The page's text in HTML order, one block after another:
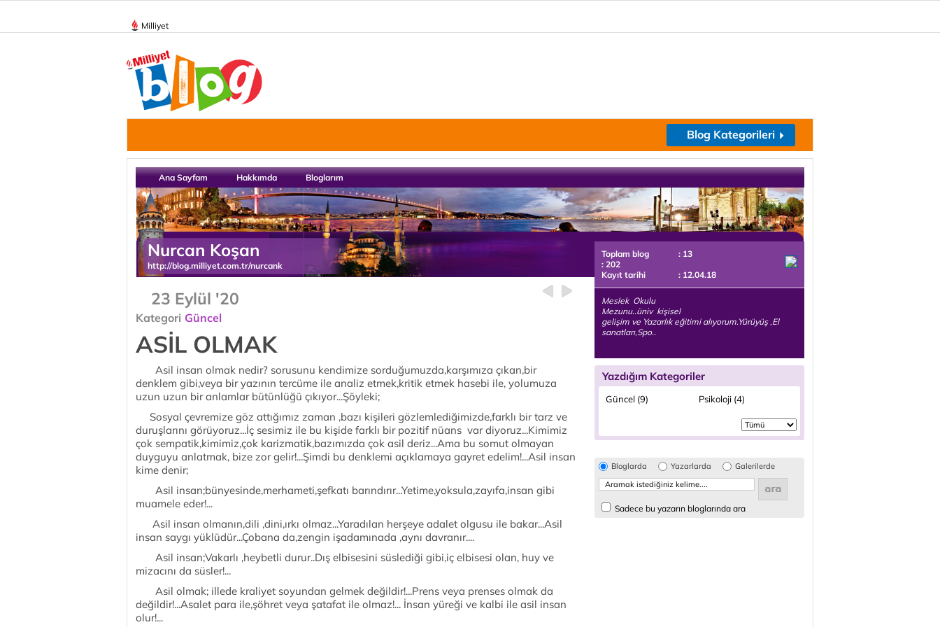
Milliyet
Blog Kategorileri
Ana Sayfam Hakkımda Bloglarım
Nurcan Koşan
http://blog.milliyet.com.tr/nurcank
23 Eylül '20
Kategori Güncel
ASİL OLMAK
Asil insan olmak nedir? sorusunu kendimize sorduğumuzda,karşımıza çıkan,bir
denklem gibi,veya bir yazının tercüme ile analiz etmek,kritik etmek hasebi ile, yolumuza
uzun uzun bir anlamlar bütünlüğü çıkıyor...Şöyleki;
Sosyal çevremize göz attığımız zaman ,bazı kişileri gözlemlediğimizde,farklı bir tarz ve
duruşlarını görüyoruz...İç sesimiz ile bu kişide farklı bir pozitif nüans var diyoruz...Kimimiz
çok sempatik,kimimiz,çok karizmatik,bazımızda çok asil deriz...Ama bu somut olmayan
duyguyu anlatmak, bize zor gelir!...Şimdi bu denklemi açıklamaya gayret edelim!...Asil insan
kime denir;
Asil insan;bünyesinde,merhameti,şefkatı barındırır...Yetime,yoksula,zayıfa,insan gibi
muamele eder!...
Asil insan olmanın,dili ,dini,ırkı olmaz...Yaradılan herşeye adalet olgusu ile bakar...Asil
insan saygı yüklüdür...Çobana da,zengin işadamınada ,aynı davranır....
Asil insan;Vakarlı ,heybetli durur..Dış elbisesini süslediği gibi,iç elbisesi olan, huy ve
mizacını da süsler!...
Asil olmak; illede kraliyet soyundan gelmek değildir!...Prens veya prenses olmak da
değildir!...Asalet para ile,şöhret veya şatafat ile olmaz!... İnsan yüreği ve kalbi ile asil insan
olur!...
Toplam blog
: 13
: 202
Kayıt tarihi
: 12.04.18
Meslek Okulu
Mezunu..üniv kişisel
gelişim ve Yazarlık eğitimi alıyorum.Yürüyüş ,El
sanatları,Spo..
Yazdığım Kategoriler
Güncel (9) Psikoloji (4)
Bloglarda Yazarlarda Galerilerde
Sadece bu yazarın bloglarında ara